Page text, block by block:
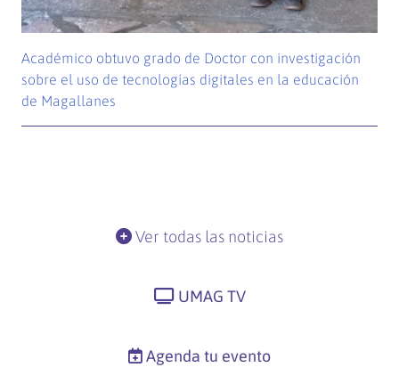
Académico obtuvo grado de Doctor con investigación
sobre el uso de tecnologías digitales en la educación
de Magallanes
Ver todas las noticias
UMAG TV
Agenda tu evento